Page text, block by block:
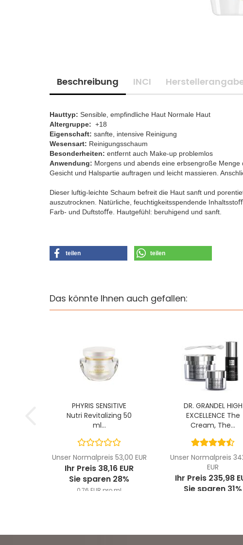
Beschreibung INCI
Hauttyp: Sensible, empfindliche Haut Normale Haut
Altergruppe: +18
Eigenschaft: sanfte, intensive Reinigung
Wesensart: Reinigungsschaum
Besonderheiten: entfernt auch Make-up problemlos
​Anwendung: Morgens und abends eine erbsengroße
Gesicht und Halspartie auftragen und leicht massieren.
Dieser luftig-leichte Schaum befreit die Haut sanft und
auszutrocknen. Natürliche, feuchtigkeitsspendende
Farb- und Duftstoﬀe. Hautgefühl: beruhigend und sanft.
teilen teilen
Das könnte Ihnen auch gefallen:
PHYRIS SENSITIVE
Nutri Revitalizing 50
ml...
Unser Normalpreis 53,00 EUR
Ihr Preis 38,16 EUR
Sie sparen 28%
0,76 EUR pro ml
DR. GRANDEL HIGH
EXCELLENCE The
Cream, The...
Unser Normalpreis
EUR
Ihr Preis 235,98
Sie sparen 31%